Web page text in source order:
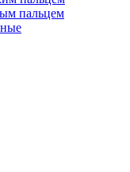
пальцем